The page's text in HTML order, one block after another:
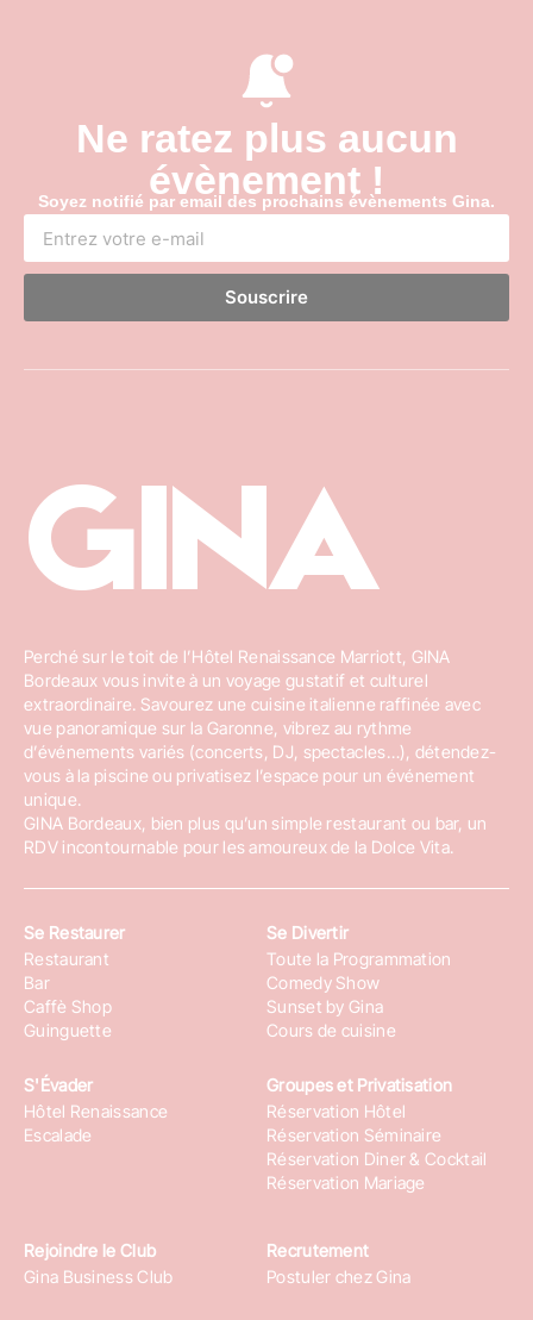
Ne ratez plus aucun
évènement !
Soyez notifié par email des prochains évènements Gina.
Souscrire
GINA
Perché sur le toit de l’Hôtel Renaissance Marriott, GINA
Bordeaux vous invite à un voyage gustatif et culturel
extraordinaire. Savourez une cuisine italienne raffinée avec
vue panoramique sur la Garonne, vibrez au rythme
d’événements variés (concerts, DJ, spectacles…), détendez-
vous à la piscine ou privatisez l’espace pour un événement
unique.
GINA Bordeaux, bien plus qu’un simple restaurant ou bar, un
RDV incontournable pour les amoureux de la Dolce Vita.
Se Restaurer
Restaurant
Bar
Caffè Shop
Guinguette
Se Divertir
Toute la Programmation
Comedy Show
Sunset by Gina
Cours de cuisine
S'Évader
Hôtel Renaissance
Escalade
Groupes et Privatisation
Réservation Hôtel
Réservation Séminaire
Réservation Diner & Cocktail
Réservation Mariage
Rejoindre le Club
Gina Business Club
Recrutement
Postuler chez Gina